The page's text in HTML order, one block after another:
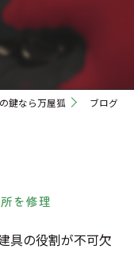
鍵なら万屋狐 ブログ
を修理
具の役割が不可欠